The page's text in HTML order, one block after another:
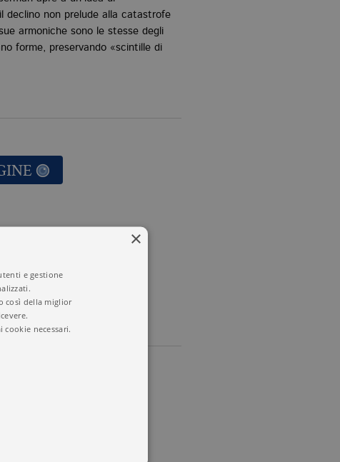
declino non prelude alla catastrofe
armoniche sono le stesse degli
forme, preservando «scintille di
×
e gestione
così della miglior
necessari.